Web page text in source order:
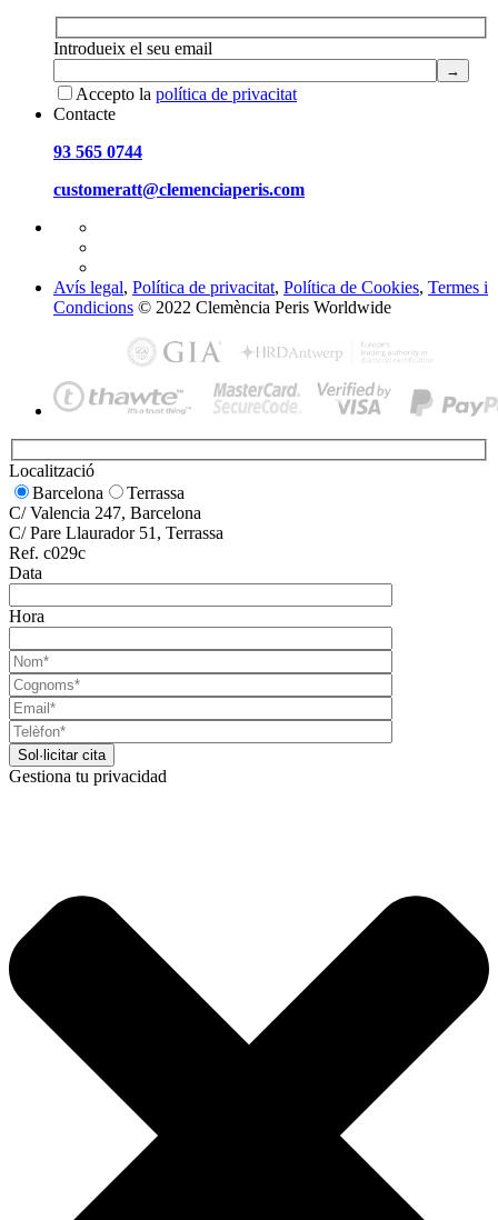
Introdueix el seu email
Accepto la política de privacitat
Contacte
93 565 0744
customeratt@clemenciaperis.com
Avís legal, Política de privacitat, Política de Cookies, Termes i
Condicions © 2022 Clemència Peris Worldwide
Localització
Barcelona
Terrassa
C/ Valencia 247, Barcelona
C/ Pare Llaurador 51, Terrassa
Ref. c029c
Data
Hora
Gestiona tu privacidad